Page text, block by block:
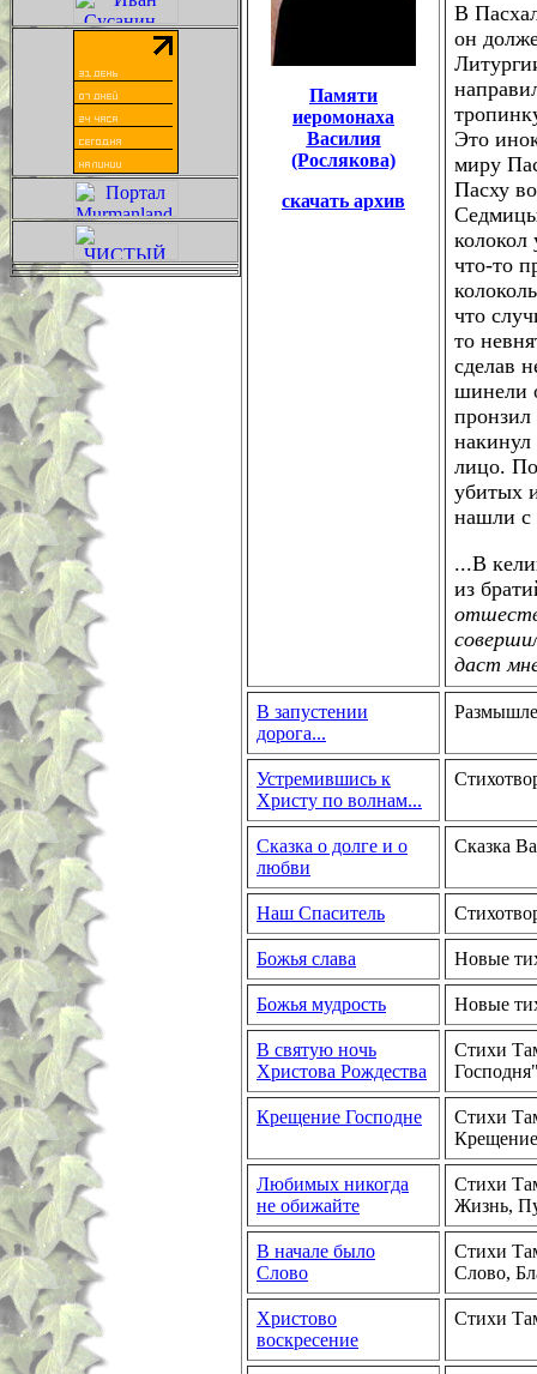
Памяти
иеромонаха
Василия
(Рослякова)
скачать архив
В
он
Это
миру
Пасху
колокол
что-то
что
то
сделав
шинели
накинул
лицо.
убитых
нашли с
...В
из
даст
В запустении
дорога...
Устремившись к
Христу по волнам...
Сказка о долге и о
любви
Сказка
Наш Спаситель
Божья слава Новые
Божья мудрость Новые
В святую ночь
Христова Рождества
Стихи
Крещение Господне
Стихи
Любимых никогда
не обижайте
Стихи
Жизнь,
В начале было
Слово
Стихи
Слово,
Христово
воскресение
Стихи